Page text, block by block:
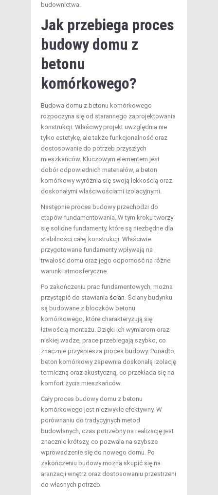
budownictwa.
Jak przebiega proces
budowy domu z
betonu
komórkowego?
Budowa domu z betonu komórkowego
rozpoczyna się od starannego zaprojektowania
konstrukcji. Właściwy projekt uwzględnia nie
tylko estetykę, ale także funkcjonalność oraz
dostosowanie do potrzeb przyszłych
mieszkańców. Kluczowym elementem jest
dobór odpowiednich materiałów, a beton
komórkowy wyróżnia się swoją lekkością oraz
doskonałymi właściwościami izolacyjnymi.
Następnie proces budowy przechodzi do
etapów fundamentowania. W tym kroku tworzy
się solidne fundamenty, które są niezbędne dla
stabilności całej konstrukcji. Właściwie
przygotowane fundamenty wpływają na
trwałość domu oraz jego odporność na różne
warunki atmosferyczne.
Po zakończeniu prac fundamentowych, można
przystąpić do stawiania ścian. Ściany budynku
są budowane z bloczków betonu
komórkowego, które charakteryzują się
łatwością montażu. Dzięki ich wymiarom oraz
niskiej wadze, prace przebiegają szybko, co
znacznie przyspiesza proces budowy. Ponadto,
beton komórkowy zapewnia doskonałą izolację
termiczną oraz akustyczną, co przekłada się na
komfort życia mieszkańców.
Cały proces budowy domu z betonu
komórkowego jest niezwykle efektywny. W
porównaniu do tradycyjnych metod
budowlanych, czas potrzebny na realizację jest
znacznie krótszy, co pozwala na szybsze
wprowadzenie się do nowego domu. Po
zakończeniu budowy można skupić się na
aranżacji wnętrz oraz dostosowaniu przestrzeni
do własnych potrzeb.